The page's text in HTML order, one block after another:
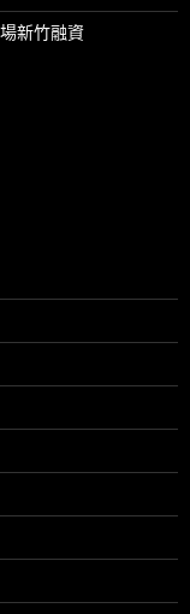
新竹融資